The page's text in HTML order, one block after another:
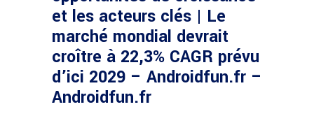
et les acteurs clés | Le
marché mondial devrait
croître à 22,3% CAGR prévu
d’ici 2029 – Androidfun.fr –
Androidfun.fr